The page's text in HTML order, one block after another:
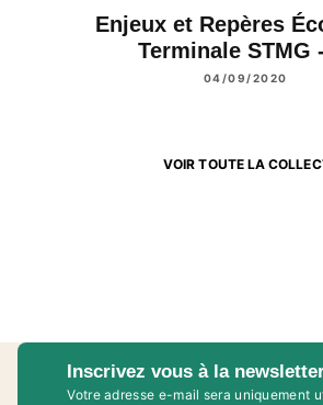
Enjeux et Repères
Terminale STMG
04/09/2020
VOIR TOUTE LA
Inscrivez vous à la
Votre adresse e-mail sera uniquement